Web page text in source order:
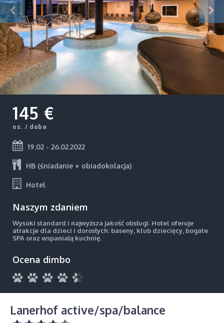
145 €
os. / doba
19.02 - 26.02.2022
HB (śniadanie + obiadokolacja)
Hotel
Naszym zdaniem
Wysoki standard i najwyższa jakość obsługi. Hotel oferuje
atrakcje dla dzieci i dorosłych: baseny, klub dziecięcy, bogate
SPA oraz wspaniałą kuchnię.
Ocena dimbo
Lanerhof active/spa/balance